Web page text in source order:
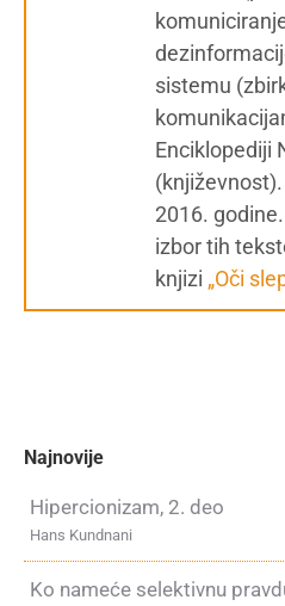
sistemu
Enciklopediji
2016.
izbor tih
knjizi „Oči
Najnovije
Hipercionizam, 2. deo
Hans Kundnani
Ko nameće selektivnu